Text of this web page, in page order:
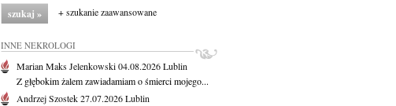
+ szukanie zaawansowane
INNE NEKROLOGI
Marian Maks Jelenkowski04.08.2026Lublin
Z głębokim żalem zawiadamiam o śmierci mojego...
Andrzej Szostek27.07.2026Lublin